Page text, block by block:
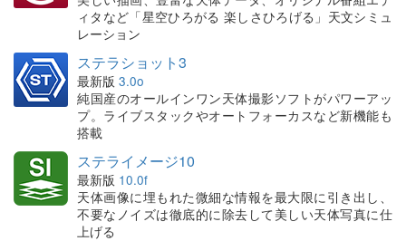
ィタなど「星空ひろがる 楽しさひろげる」天文シミュ
レーション
ステラショット3
最新版 3.0o
純国産のオールインワン天体撮影ソフトがパワーアッ
プ。ライブスタックやオートフォーカスなど新機能も
搭載
ステライメージ10
最新版 10.0f
天体画像に埋もれた微細な情報を最大限に引き出し、
不要なノイズは徹底的に除去して美しい天体写真に仕
上げる